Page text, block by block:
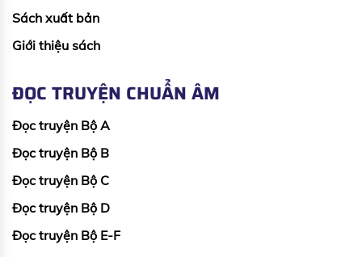
Sách xuất bản
Giới thiệu sách
ĐỌC TRUYỆN CHUẨN ÂM
Đọc truyện Bộ A
Đọc truyện Bộ B
Đọc truyện Bộ C
Đọc truyện Bộ D
Đọc truyện Bộ E-F